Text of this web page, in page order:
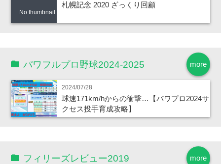
No thumbnail
札幌記念 2020 ざっくり回顧
more
パワフルプロ野球2024-2025
2024/07/28
球速171km/hからの衝撃…【パワプロ2024サ
クセス投手育成攻略】
more
フィリーズレビュー2019